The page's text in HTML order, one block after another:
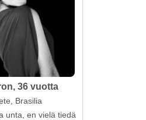
36 vuotta
Brasilia
unta, en vielä tiedä